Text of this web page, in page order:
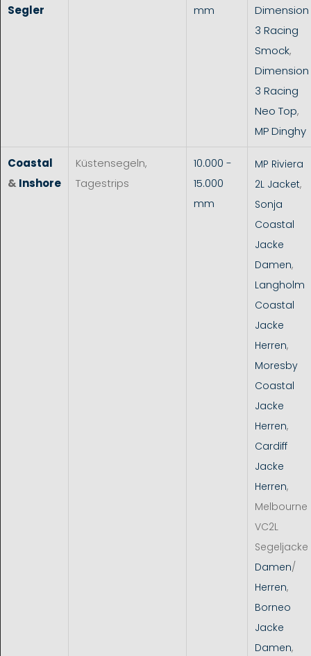
Segler mm
Dimension
3 Racing
Smock,
Dimension
3 Racing
Neo Top,
MP Dinghy
Coastal
& Inshore
Küstensegeln,
Tagestrips
10.000 -
15.000
mm
MP Riviera
2L Jacket,
Sonja
Coastal
Jacke
Damen,
Langholm
Coastal
Jacke
Herren,
Moresby
Coastal
Jacke
Herren,
Cardiff
Jacke
Herren,
Melbourne
VC2L
Segeljacke
Damen/
Herren,
Borneo
Jacke
Damen,